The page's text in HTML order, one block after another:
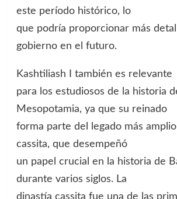
este período histórico, lo
que podría proporcionar más
gobierno en el futuro.
Kashtiliash I también es relevante
para los estudiosos de la historia
Mesopotamia, ya que su reinado
forma parte del legado más
cassita, que desempeñó
un papel crucial en la historia de
durante varios siglos. La
dinastía cassita fue una de las